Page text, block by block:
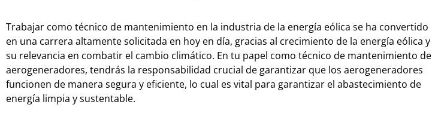
Trabajar como técnico de mantenimiento en la industria de la energía eólica se ha convertido
en una carrera altamente solicitada en hoy en día, gracias al crecimiento de la energía eólica y
su relevancia en combatir el cambio climático. En tu papel como técnico de mantenimiento de
aerogeneradores, tendrás la responsabilidad crucial de garantizar que los aerogeneradores
funcionen de manera segura y eficiente, lo cual es vital para garantizar el abastecimiento de
energía limpia y sustentable.